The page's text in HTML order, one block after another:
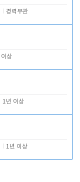
경력무관
상
1년 이상
1년 이상